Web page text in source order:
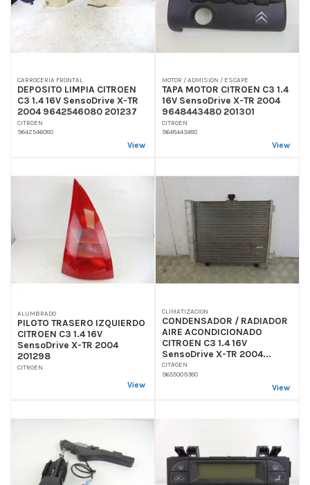
CARROCERIA FRONTAL
DEPOSITO LIMPIA CITROEN
C3 1.4 16V SensoDrive X-TR
2004 9642546080 201237
CITROEN
9642546080
View
MOTOR / ADMISION / ESCAPE
TAPA MOTOR CITROEN C3 1.4
16V SensoDrive X-TR 2004
9648443480 201301
CITROEN
9648443480
View
ALUMBRADO
PILOTO TRASERO IZQUIERDO
CITROEN C3 1.4 16V
SensoDrive X-TR 2004
201298
CITROEN
View
CLIMATIZACION
CONDENSADOR / RADIADOR
AIRE ACONDICIONADO
CITROEN C3 1.4 16V
SensoDrive X-TR 2004...
CITROEN
9655009380
View